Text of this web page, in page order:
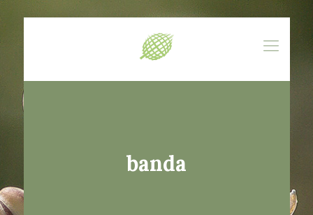
banda